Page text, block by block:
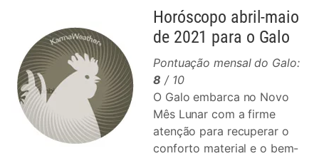
Horóscopo abril-maio
de 2021 para o Galo
Pontuação mensal do Galo:
8 / 10
O Galo embarca no Novo
Mês Lunar com a firme
atenção para recuperar o
conforto material e o bem-